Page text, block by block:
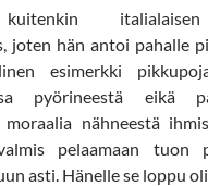
italialaisen
joten hän antoi pahalle
esimerkki
pyörineestä eikä
nähneestä
pelaamaan tuon
asti. Hänelle se loppu